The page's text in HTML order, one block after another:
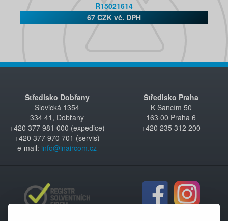
R15021614
67 CZK vč. DPH
Středisko Dobřany
Šlovická 1354
334 41, Dobřany
+420 377 981 000 (expedice)
+420 377 970 701 (servis)
e-mail: info@inaircom.cz
Středisko Praha
K Šancím 50
163 00 Praha 6
+420 235 312 200